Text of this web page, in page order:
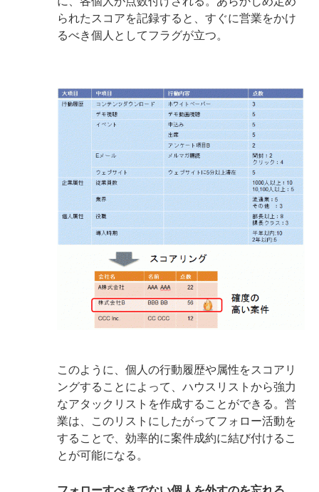
られたスコアを記録すると、すぐに営業をかけ
るべき個人としてフラグが立つ。
このように、個人の行動履歴や属性をスコアリ
ングすることによって、ハウスリストから強力
なアタックリストを作成することができる。営
業は、このリストにしたがってフォロー活動を
することで、効率的に案件成約に結び付けるこ
とが可能になる。